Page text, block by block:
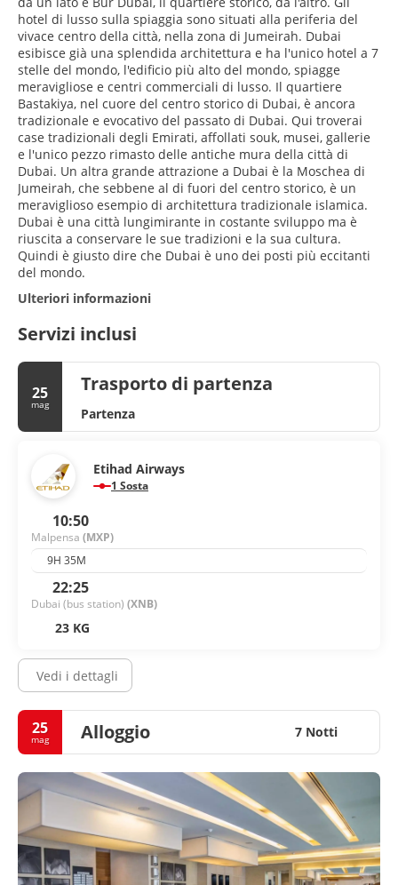
hotel di lusso sulla spiaggia sono situati alla periferia del
vivace centro della città, nella zona di Jumeirah. Dubai
esibisce già una splendida architettura e ha l'unico hotel a 7
stelle del mondo, l'edificio più alto del mondo, spiagge
meravigliose e centri commerciali di lusso. Il quartiere
Bastakiya, nel cuore del centro storico di Dubai, è ancora
tradizionale e evocativo del passato di Dubai. Qui troverai
case tradizionali degli Emirati, affollati souk, musei, gallerie
e l'unico pezzo rimasto delle antiche mura della città di
Dubai. Un altra grande attrazione a Dubai è la Moschea di
Jumeirah, che sebbene al di fuori del centro storico, è un
meraviglioso esempio di architettura tradizionale islamica.
Dubai è una città lungimirante in costante sviluppo ma è
riuscita a conservare le sue tradizioni e la sua cultura.
Quindi è giusto dire che Dubai è uno dei posti più eccitanti
del mondo.
Ulteriori informazioni
Servizi inclusi
25
mag
Trasporto di partenza
Partenza
Etihad Airways
1 Sosta
10:50
Malpensa (MXP)
9H 35M
22:25
Dubai (bus station) (XNB)
23 KG
Vedi i dettagli
25
mag Alloggio 7 Notti